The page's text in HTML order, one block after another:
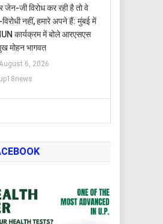
जेन-जी विरोध कर रही है तो वे
नहीं, हमारे अपने हैं: मुंबई में
कार्यक्रम में बोले आरएसएस
मोहन भागवत
6, 2026
up18news